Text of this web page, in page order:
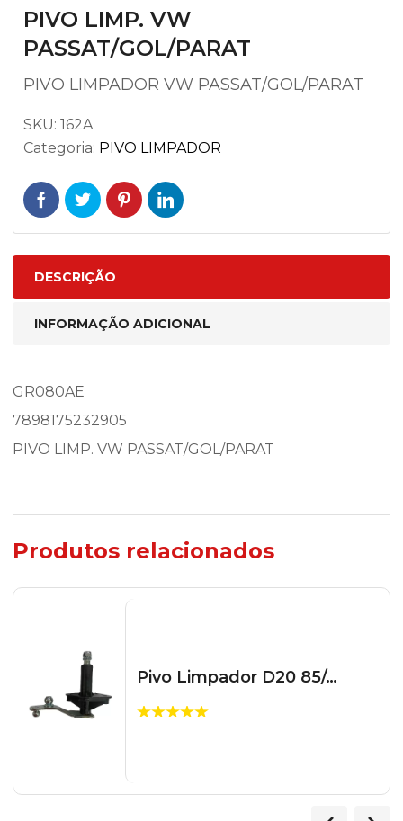
PIVO LIMP. VW
PASSAT/GOL/PARAT
PIVO LIMPADOR VW PASSAT/GOL/PARAT
SKU: 162A
Categoria: PIVO LIMPADOR
DESCRIÇÃO
INFORMAÇÃO ADICIONAL
GR080AE
7898175232905
PIVO LIMP. VW PASSAT/GOL/PARAT
Produtos relacionados
Pivo Limpador D20 85/…